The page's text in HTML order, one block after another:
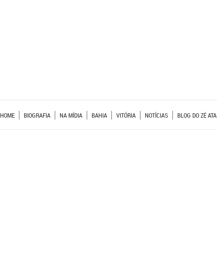
HOME BIOGRAFIA NA MÍDIA BAHIA VITÓRIA NOTÍCIAS BLOG DO ZÉ